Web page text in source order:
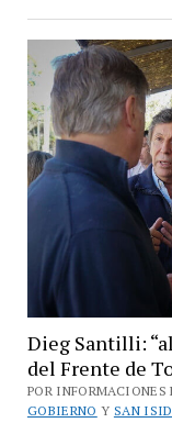
su
al
Dieg Santilli:
del Frente de
POR
GOBIERNO Y SAN